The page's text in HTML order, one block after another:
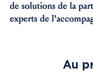
de solutions de la
experts de
Au